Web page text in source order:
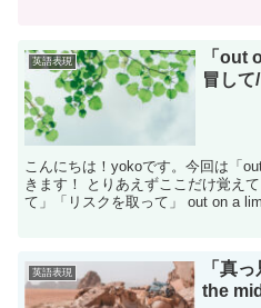
英語表現
「out
冒して
こんにちは！yokoです。今回は「
きます！ とりあえずここだけ覚え
て」「リスクを取って」 out on a
英語表現
「真
the